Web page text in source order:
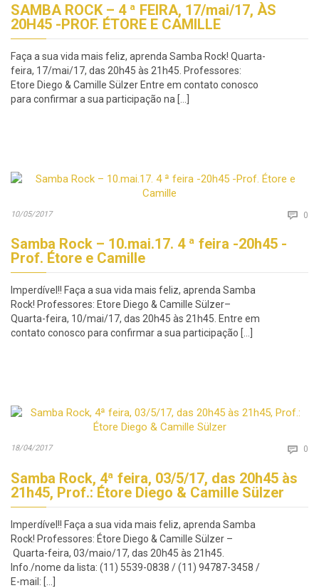
SAMBA ROCK – 4 ª FEIRA, 17/mai/17, ÀS
20H45 -PROF. ÉTORE E CAMILLE
Faça a sua vida mais feliz, aprenda Samba Rock! Quarta-
feira, 17/mai/17, das 20h45 às 21h45. Professores:
Etore Diego & Camille Sülzer Entre em contato conosco
para confirmar a sua participação na […]
10/05/2017  0
Samba Rock – 10.mai.17. 4 ª feira -20h45 -
Prof. Étore e Camille
Imperdível!! Faça a sua vida mais feliz, aprenda Samba
Rock! Professores: Etore Diego & Camille Sülzer–
Quarta-feira, 10/mai/17, das 20h45 às 21h45. Entre em
contato conosco para confirmar a sua participação […]
18/04/2017  0
Samba Rock, 4ª feira, 03/5/17, das 20h45 às
21h45, Prof.: Étore Diego & Camille Sülzer
Imperdível!! Faça a sua vida mais feliz, aprenda Samba
Rock! Professores: Étore Diego & Camille Sülzer –
Quarta-feira, 03/maio/17, das 20h45 às 21h45.
Info./nome da lista: (11) 5539-0838 / (11) 94787-3458 /
E-mail: […]